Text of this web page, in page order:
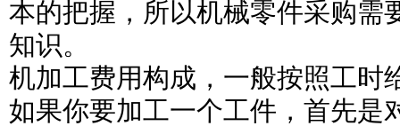
本的把握，所以机械零件采购需
知识。
机加工费用构成，一般按照工时
如果你要加工一个工件，首先是